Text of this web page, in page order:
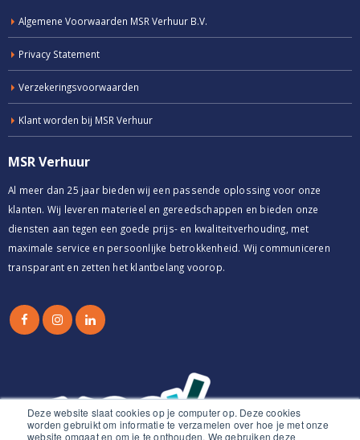
Deze website slaat cookies op je computer op. Deze cookies
worden gebruikt om informatie te verzamelen over hoe je met onze
website omgaat en om je te onthouden. We gebruiken deze
Algemene Voorwaarden MSR Verhuur B.V.
Privacy Statement
Verzekeringsvoorwaarden
Klant worden bij MSR Verhuur
MSR Verhuur
Al meer dan 25 jaar bieden wij een passende oplossing voor onze
klanten. Wij leveren materieel en gereedschappen en bieden onze
diensten aan tegen een goede prijs- en kwaliteitverhouding, met
maximale service en persoonlijke betrokkenheid. Wij communiceren
transparant en zetten het klantbelang voorop.